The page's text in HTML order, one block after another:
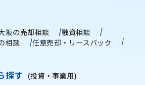
阪の売却相談
融資相談
相談
任意売却・リースバック
探す (投資・事業用)